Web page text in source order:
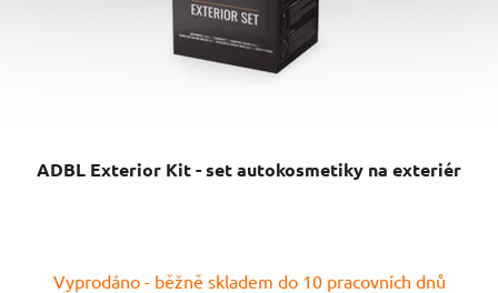
ADBL Exterior Kit - set autokosmetiky na exteriér
Vyprodáno - běžně skladem do 10 pracovních dnů